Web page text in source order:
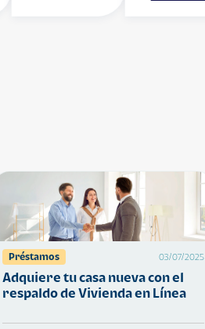
Préstamos 03/07/2025
Adquiere tu casa nueva con el
respaldo de Vivienda en Línea